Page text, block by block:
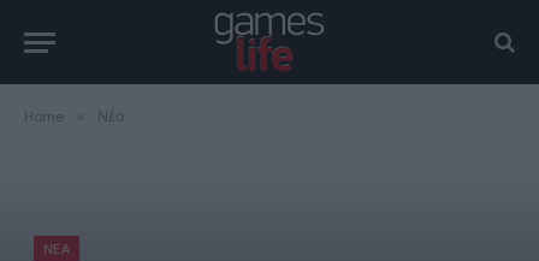
Home Νέα
ΝΈΑ